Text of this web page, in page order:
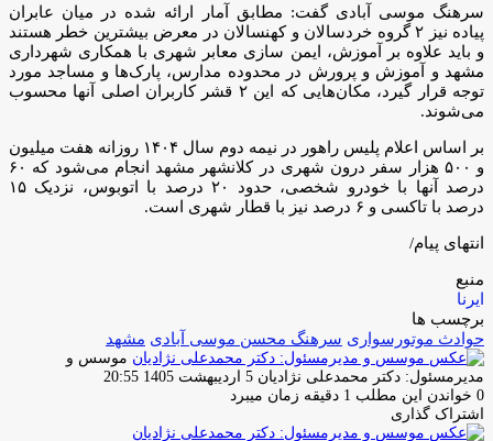
سرهنگ موسی آبادی گفت: مطابق آمار ارائه شده در میان عابران
پیاده نیز ۲ گروه خردسالان و کهنسالان در معرض بیشترین خطر هستند
و باید علاوه بر آموزش، ایمن سازی معابر شهری با همکاری شهرداری
مشهد و آموزش و پرورش در محدوده مدارس، پارک‌ها و مساجد مورد
توجه قرار گیرد، مکان‌هایی که این ۲ قشر کاربران اصلی آنها محسوب
می‌شوند.
بر اساس اعلام پلیس راهور در نیمه دوم سال ۱۴۰۴ روزانه هفت میلیون
و ۵۰۰ هزار سفر درون شهری در کلانشهر مشهد انجام می‌شود که ۶۰
درصد آنها با خودرو شخصی، حدود ۲۰ درصد با اتوبوس، نزدیک ۱۵
درصد با تاکسی و ۶ درصد نیز با قطار شهری است.
انتهای پیام/
منبع
ایرنا
برچسب ها
حوادث موتورسواری سرهنگ محسن موسی آبادی مشهد
موسس و
مدیرمسئول: دکتر محمدعلی نژادیان ارسال
ایمیل
5 اردیبهشت 1405 20:55
0 خواندن این مطلب 1 دقیقه زمان میبرد
اشتراک گذاری
فیس
توئیتر
لینکدین
واتس
تلگرام
اشتراک
چاپ